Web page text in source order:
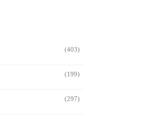
(403)
(199)
(297)